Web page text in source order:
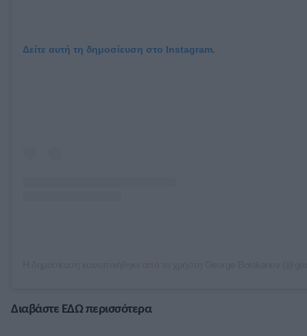
Δείτε αυτή τη δημοσίευση στο Instagram.
Διαβάστε ΕΔΩ περισσότερα